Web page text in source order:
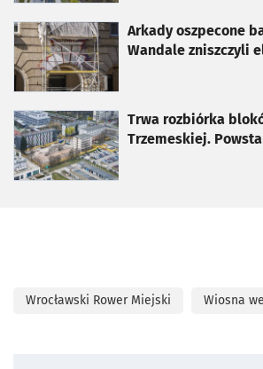
Arkady oszpecone
Wandale zniszczyli
otworzy się w nowej karcie
Trwa rozbiórka
Trzemeskiej.
otworzy się w nowej karcie
Wrocławski Rower Miejski Wiosna